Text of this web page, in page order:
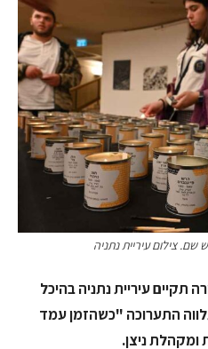
שם. צילום עיריית נתניה
תקיים עיריית נתניה בהיכל
התערוכה "כשהזמן עמד
ניצן.